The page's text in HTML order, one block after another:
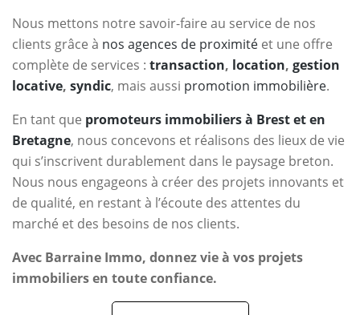
Nous mettons notre savoir-faire au service de nos
clients grâce à nos agences de proximité et une offre
complète de services : transaction, location, gestion
locative, syndic, mais aussi promotion immobilière.
En tant que promoteurs immobiliers à Brest et en
Bretagne, nous concevons et réalisons des lieux de vie
qui s’inscrivent durablement dans le paysage breton.
Nous nous engageons à créer des projets innovants et
de qualité, en restant à l’écoute des attentes du
marché et des besoins de nos clients.
Avec Barraine Immo, donnez vie à vos projets
immobiliers en toute confiance.